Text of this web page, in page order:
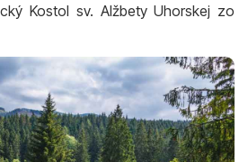
Kostol sv. Alžbety Uhorskej zo